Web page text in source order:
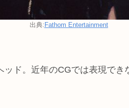
出典: Fathom Entertainment
ド。近年のCGでは表現で